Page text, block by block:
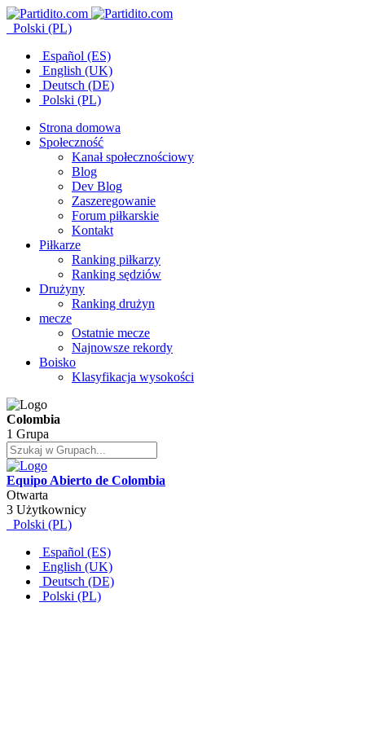
Polski (PL)
Español (ES)
English (UK)
Deutsch (DE)
Polski (PL)
Strona domowa
Społeczność
Kanał społecznościowy
Blog
Dev Blog
Zaszeregowanie
Forum piłkarskie
Kontakt
Piłkarze
Ranking piłkarzy
Ranking sędziów
Drużyny
Ranking drużyn
mecze
Ostatnie mecze
Najnowsze rekordy
Boisko
Klasyfikacja wysokości
Colombia
1 Grupa
Equipo Abierto de Colombia
Otwarta
3 Użytkownicy
Polski (PL)
Español (ES)
English (UK)
Deutsch (DE)
Polski (PL)